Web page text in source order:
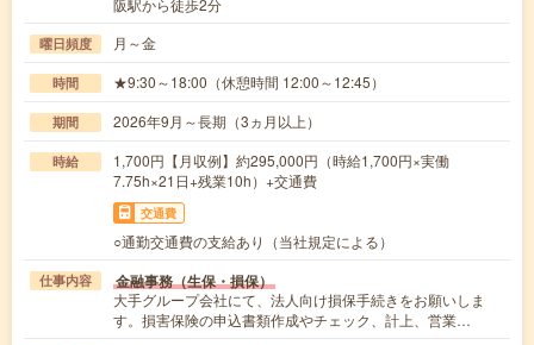
曜日頻度 月～金
時間 ★9:30～18:00（休憩時間 12:00～12:45）
期間 2026年9月～長期（3ヵ月以上）
時給
1,700円【月収例】約295,000円（時給1,700円×実働
7.75h×21日+残業10h）+交通費
交通費
○通勤交通費の支給あり（当社規定による）
仕事内容 金融事務（生保・損保）
大手グループ会社にて、法人向け損保手続きをお願いしま
す。損害保険の申込書類作成やチェック、計上、営業…